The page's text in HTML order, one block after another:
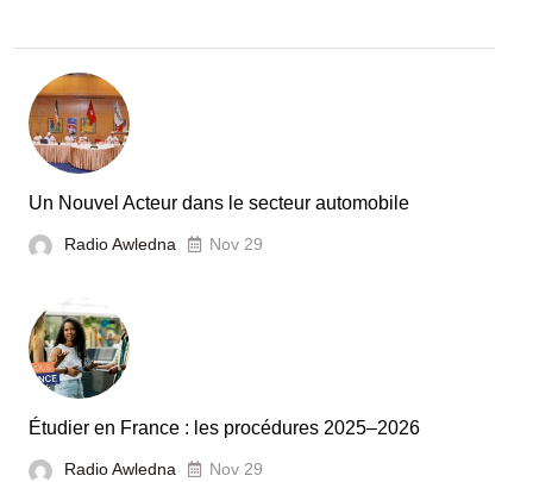
la
France
et
écoles
Un Nouvel Acteur dans le secteur automobile
Radio Awledna Nov 29
Étudier en France : les procédures 2025–2026
Radio Awledna Nov 29